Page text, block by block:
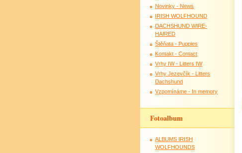
Novinky - News
IRISH WOLFHOUND
DACHSHUND WIRE-
HAIRED
Štěňata - Puppies
Kontakt - Contact
Vrhy IW - Litters IW
Vrhy Jezevčík - Litters
Dachshund
Vzpomínáme - In memory
Fotoalbum
ALBUMS IRISH
WOLFHOUNDS